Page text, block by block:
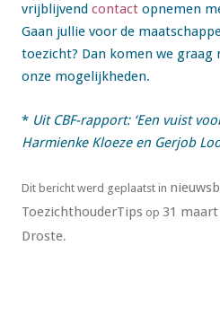
vrijblijvend contact opnemen
Gaan jullie voor de
toezicht? Dan komen we graag
onze mogelijkheden.
* Uit CBF-rapport: ‘Een vuist
Harmienke Kloeze en Gerjob
Dit bericht werd geplaatst in
ToezichthouderTips op 31 maart
Droste.